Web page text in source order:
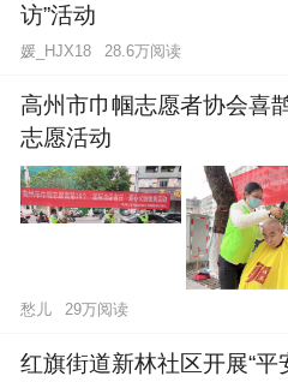
访”活动
媛_HJX18 28.6万阅读
高州市巾帼志愿者协会喜
志愿活动
愁儿 29万阅读
红旗街道新林社区开展“平